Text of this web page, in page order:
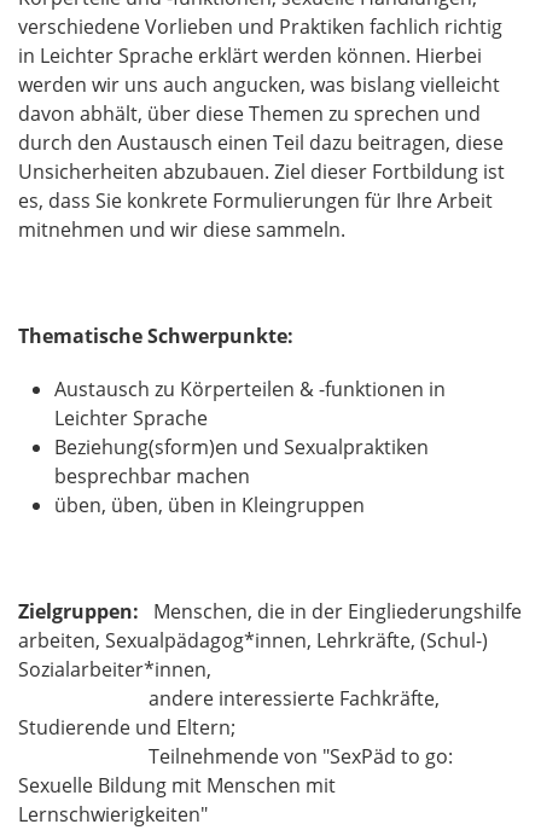
verschiedene Vorlieben und Praktiken fachlich richtig
in Leichter Sprache erklärt werden können. Hierbei
werden wir uns auch angucken, was bislang vielleicht
davon abhält, über diese Themen zu sprechen und
durch den Austausch einen Teil dazu beitragen, diese
Unsicherheiten abzubauen. Ziel dieser Fortbildung ist
es, dass Sie konkrete Formulierungen für Ihre Arbeit
mitnehmen und wir diese sammeln.
Thematische Schwerpunkte:
Austausch zu Körperteilen & -funktionen in
Leichter Sprache
Beziehung(sform)en und Sexualpraktiken
besprechbar machen
üben, üben, üben in Kleingruppen
Zielgruppen: Menschen, die in der Eingliederungshilfe
arbeiten, Sexualpädagog*innen, Lehrkräfte, (Schul-)
Sozialarbeiter*innen,
andere interessierte Fachkräfte,
Studierende und Eltern;
Teilnehmende von "SexPäd to go:
Sexuelle Bildung mit Menschen mit
Lernschwierigkeiten"